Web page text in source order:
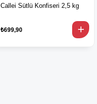
Callei Sütlü Konfiseri 2,5 kg
₺699,90